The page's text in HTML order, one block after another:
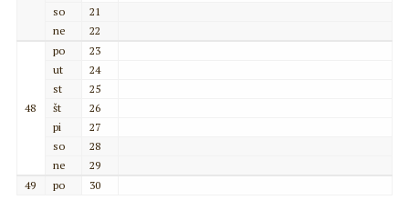
so
21
ne
22
48
po
23
ut
24
st
25
št
26
pi
27
so
28
ne
29
49
po 30